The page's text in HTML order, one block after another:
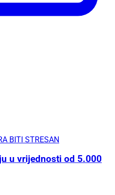
BITI STRESAN
u vrijednosti od 5.000